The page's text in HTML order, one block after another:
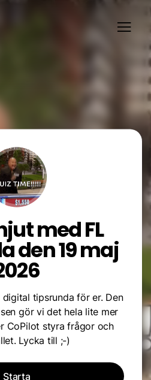
med FL
den 19 maj
tipsrunda för er. Den
gör vi det hela lite mer
CoPilot styra frågor och
Lycka till ;-)
Starta